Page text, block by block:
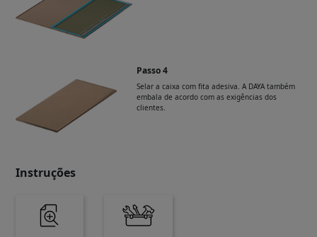
Passo 4
Selar a caixa com fita adesiva. A DAYA também
embala de acordo com as exigências dos
clientes.
Instruções